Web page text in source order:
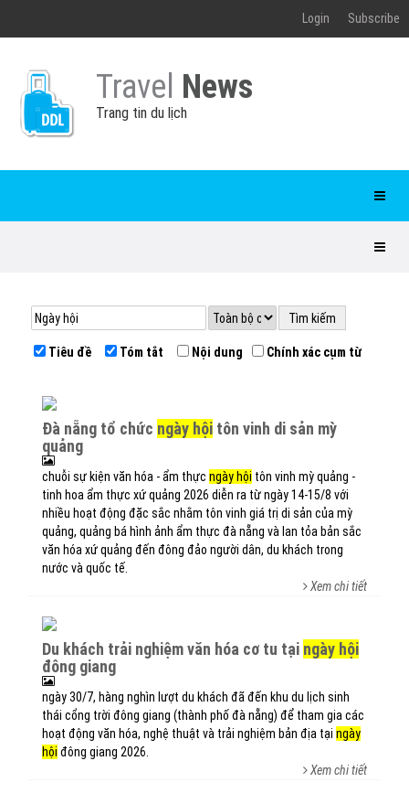
Login Subscribe
Travel News
Trang tin du lịch
Tiêu đề Tóm tắt Nội dung Chính xác cụm từ
đà nẵng tổ chức ngày hội tôn vinh di sản mỳ
quảng
chuỗi sự kiện văn hóa - ẩm thực ngày hội tôn vinh mỳ quảng -
tinh hoa ẩm thực xứ quảng 2026 diễn ra từ ngày 14-15/8 với
nhiều hoạt động đặc sắc nhằm tôn vinh giá trị di sản của mỳ
quảng, quảng bá hình ảnh ẩm thực đà nẵng và lan tỏa bản sắc
văn hóa xứ quảng đến đông đảo người dân, du khách trong
nước và quốc tế.
Xem chi tiết
du khách trải nghiệm văn hóa cơ tu tại ngày hội
đông giang
ngày 30/7, hàng nghìn lượt du khách đã đến khu du lịch sinh
thái cổng trời đông giang (thành phố đà nẵng) để tham gia các
hoạt động văn hóa, nghệ thuật và trải nghiệm bản địa tại ngày
hội đông giang 2026.
Xem chi tiết